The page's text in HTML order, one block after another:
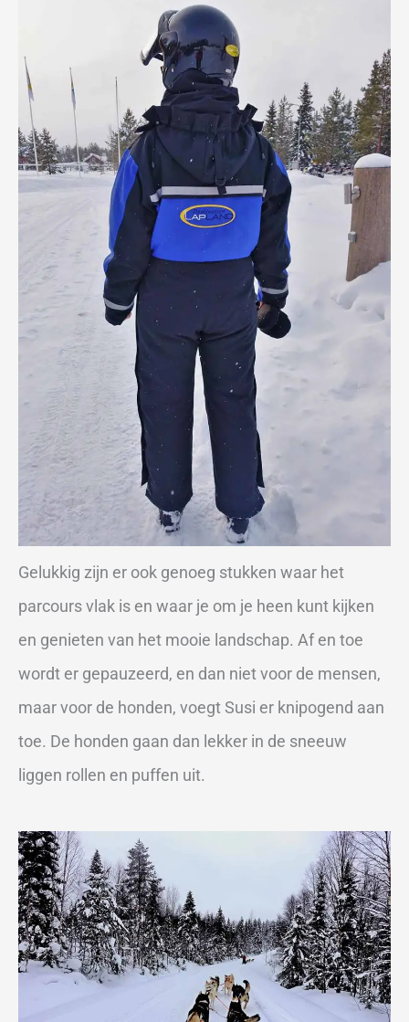
Gelukkig zijn er ook genoeg stukken waar het
parcours vlak is en waar je om je heen kunt kijken
en genieten van het mooie landschap. Af en toe
wordt er gepauzeerd, en dan niet voor de mensen,
maar voor de honden, voegt Susi er knipogend aan
toe. De honden gaan dan lekker in de sneeuw
liggen rollen en puffen uit.